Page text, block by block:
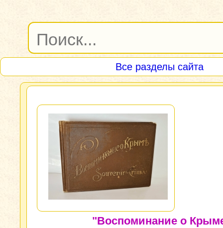
Все разделы сайта
"Воспоминание о